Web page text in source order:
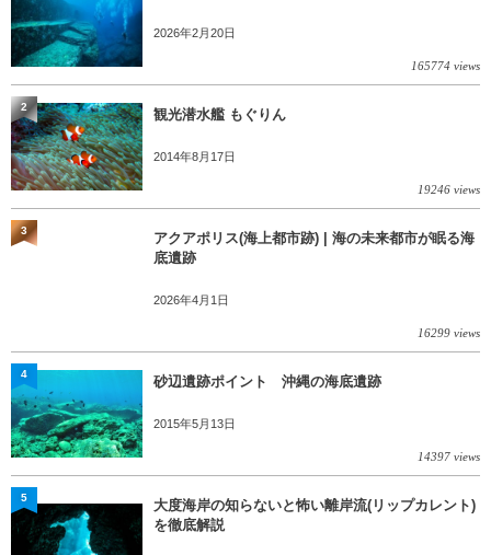
2026年2月20日
165774 views
観光潜水艦 もぐりん
2014年8月17日
19246 views
2
アクアポリス(海上都市跡) | 海の未来都市が眠る海
底遺跡
2026年4月1日
16299 views
3
砂辺遺跡ポイント 沖縄の海底遺跡
2015年5月13日
14397 views
4
大度海岸の知らないと怖い離岸流(リップカレント)
を徹底解説
5